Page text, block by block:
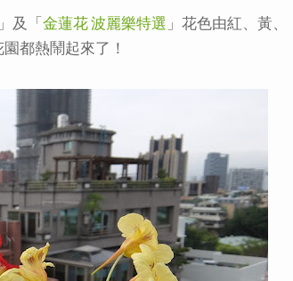
」及「金蓮花 波麗樂特選 」花色由紅、黃、
都熱鬧起來了！